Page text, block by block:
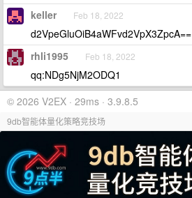
keller Feb 18, 2022
d2VpeGluOiB4aWFvd2VpX3ZpcA==
rhli1995 Feb 18, 2022
qq:NDg5NjM2ODQ1
© 2026 V2EX · 29ms · 3.9.8.5
9db智能体量化策略竞技场